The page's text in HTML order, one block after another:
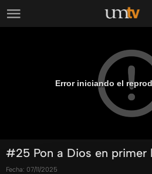
Error iniciando el
#25 Pon a Dios en primer
Fecha: 07/11/2025